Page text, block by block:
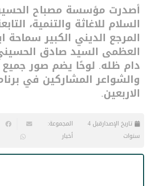
أصدرت مؤسسة مصباح
السلام للاغاثة والتنمية،
المرجع الديني الكبير سماحة
العظمى السيد صادق
دام ظله. لوحًا يضم صور جميع
والشواعر المشاركين في
الاربعين.
تاريخ الإصدار
قبل 4
سنوات
المجموعة:
أخبار